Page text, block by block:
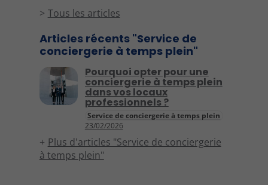
Tous les articles
Articles récents "Service de
conciergerie à temps plein"
Service de conciergerie à temps plein
23/02/2026
Pourquoi opter pour une
conciergerie à temps plein
dans vos locaux
professionnels ?
Plus d'articles "Service de conciergerie
à temps plein"